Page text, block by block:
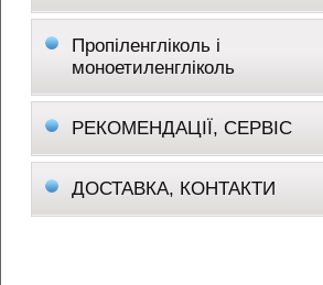
Пропіленгліколь і
моноетиленгліколь
РЕКОМЕНДАЦІЇ, СЕРВІС
ДОСТАВКА, КОНТАКТИ